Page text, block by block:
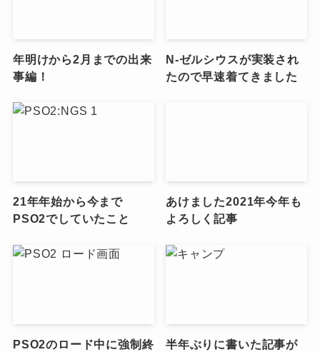
年明けから2月までの出来
事編！
N-ゼルシウスが実装され
たので早速着てきました
21年年始から今まで
PSO2でしていたこと
あけました2021年今年も
よろしく記事
PSO2のロード中に強制終
半年ぶりに書いた記事が